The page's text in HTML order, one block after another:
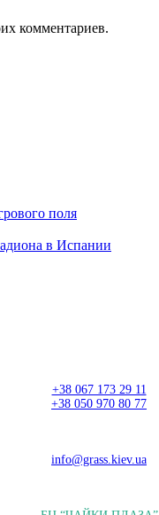
комментариев.
поля
в Испании
+38 067 173 29 11
+38 050 970 80 77
info@grass.kiev.ua